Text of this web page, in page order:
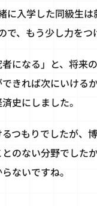
に入学した同級生
で、もう少し力を
になる」と、将来
きれば次にいける
史にしました。
つもりでしたが、
のない分野でした
ないですね。